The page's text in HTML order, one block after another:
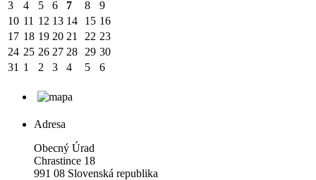
3
4 5 6 7 8
9
10 11 12 13 14 15 16
17 18 19 20 21 22 23
24 25 26 27 28 29 30
31 1 2 3 4 5 6
Adresa
Obecný Úrad
Chrastince 18
991 08 Slovenská republika